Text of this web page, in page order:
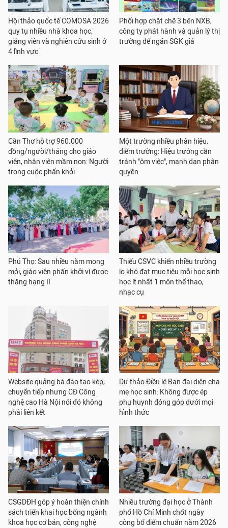
Hội thảo quốc tế COMOSA 2026
quy tụ nhiều nhà khoa học,
giảng viên và nghiên cứu sinh ở
4 lĩnh vực
Phối hợp chặt chẽ 3 bên NXB,
công ty phát hành và quản lý thị
trường để ngăn SGK giả
Cần Thơ hỗ trợ 960.000
đồng/người/tháng cho giáo
viên, nhân viên mầm non: Người
trong cuộc phấn khởi
Một trường nhiều phân hiệu,
điểm trường: Hiệu trưởng cần
tránh "ôm việc", mạnh dạn phân
quyền
Phú Thọ: Sau nhiều năm mong
mỏi, giáo viên phấn khởi vì được
thăng hạng II
Thiếu CSVC khiến nhiều trường
lo khó đạt mục tiêu mỗi học sinh
học ít nhất 1 môn thể thao,
nhạc cụ
Website quảng bá đào tạo kép,
chuyển tiếp nhưng CĐ Công
nghệ cao Hà Nội nói đó không
phải liên kết
Dự thảo Điều lệ Ban đại diện cha
mẹ học sinh: Không được ép
phụ huynh đóng góp dưới mọi
hình thức
CSGDĐH góp ý hoàn thiện chính
sách triển khai học bổng ngành
khoa học cơ bản, công nghệ
Nhiều trường đại học ở Thành
phố Hồ Chí Minh chốt ngày
công bố điểm chuẩn năm 2026